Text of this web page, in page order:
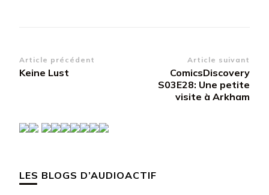
Navigation
d’article
Article précédent
Keine Lust
Article suivant
ComicsDiscovery
S03E28: Une petite
visite à Arkham
LES BLOGS D’AUDIOACTIF